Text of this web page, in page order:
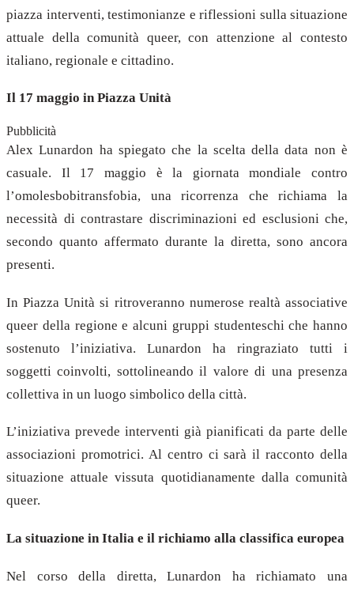
piazza interventi, testimonianze e riflessioni sulla situazione
attuale della comunità queer, con attenzione al contesto
italiano, regionale e cittadino.
Il 17 maggio in Piazza Unità
Pubblicità
Alex Lunardon ha spiegato che la scelta della data non è
casuale. Il 17 maggio è la giornata mondiale contro
l’omolesbobitransfobia, una ricorrenza che richiama la
necessità di contrastare discriminazioni ed esclusioni che,
secondo quanto affermato durante la diretta, sono ancora
presenti.
In Piazza Unità si ritroveranno numerose realtà associative
queer della regione e alcuni gruppi studenteschi che hanno
sostenuto l’iniziativa. Lunardon ha ringraziato tutti i
soggetti coinvolti, sottolineando il valore di una presenza
collettiva in un luogo simbolico della città.
L’iniziativa prevede interventi già pianificati da parte delle
associazioni promotrici. Al centro ci sarà il racconto della
situazione attuale vissuta quotidianamente dalla comunità
queer.
La situazione in Italia e il richiamo alla classifica europea
Nel corso della diretta, Lunardon ha richiamato una